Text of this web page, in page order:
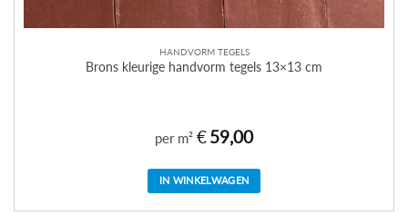
HANDVORM TEGELS
Brons kleurige handvorm tegels 13×13 cm
per m² €59,00
IN WINKELWAGEN